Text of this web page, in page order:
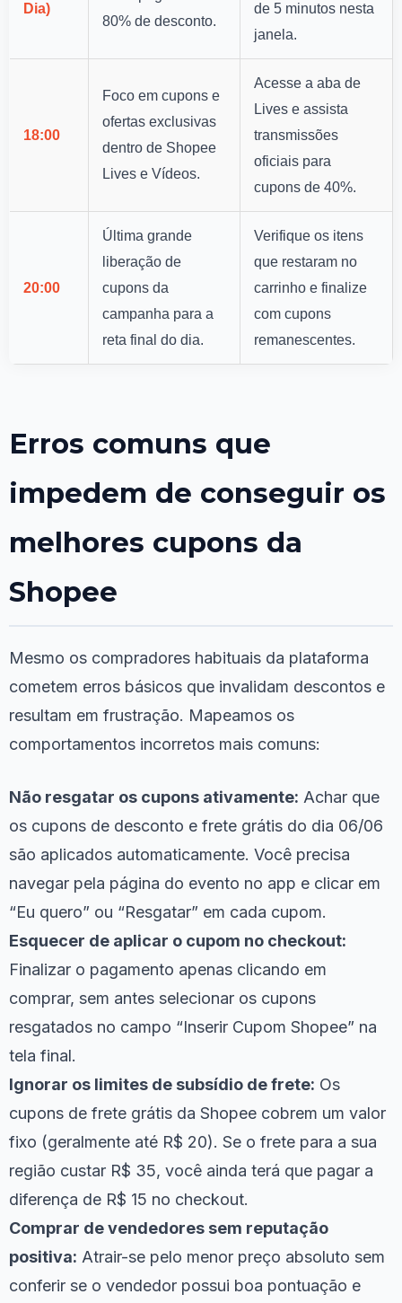
Dia)
80% de desconto.
de 5 minutos nesta
janela.
18:00
Foco em cupons e
ofertas exclusivas
dentro de Shopee
Lives e Vídeos.
Acesse a aba de
Lives e assista
transmissões
oficiais para
cupons de 40%.
20:00
Última grande
liberação de
cupons da
campanha para a
reta final do dia.
Verifique os itens
que restaram no
carrinho e finalize
com cupons
remanescentes.
Erros comuns que
impedem de conseguir os
melhores cupons da
Shopee
Mesmo os compradores habituais da plataforma
cometem erros básicos que invalidam descontos e
resultam em frustração. Mapeamos os
comportamentos incorretos mais comuns:
Não resgatar os cupons ativamente: Achar que
os cupons de desconto e frete grátis do dia 06/06
são aplicados automaticamente. Você precisa
navegar pela página do evento no app e clicar em
“Eu quero” ou “Resgatar” em cada cupom.
Esquecer de aplicar o cupom no checkout:
Finalizar o pagamento apenas clicando em
comprar, sem antes selecionar os cupons
resgatados no campo “Inserir Cupom Shopee” na
tela final.
Ignorar os limites de subsídio de frete: Os
cupons de frete grátis da Shopee cobrem um valor
fixo (geralmente até R$ 20). Se o frete para a sua
região custar R$ 35, você ainda terá que pagar a
diferença de R$ 15 no checkout.
Comprar de vendedores sem reputação
positiva: Atrair-se pelo menor preço absoluto sem
conferir se o vendedor possui boa pontuação e